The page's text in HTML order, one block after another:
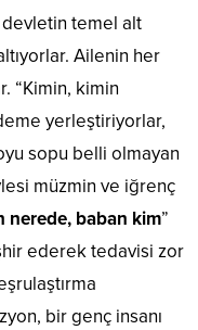
temel alt
Ailenin her
“Kimin, kimin
yerleştiriyorlar,
sopu belli olmayan
müzmin ve iğrenç
nerede, baban kim”
ederek tedavisi zor
bir genç insanı